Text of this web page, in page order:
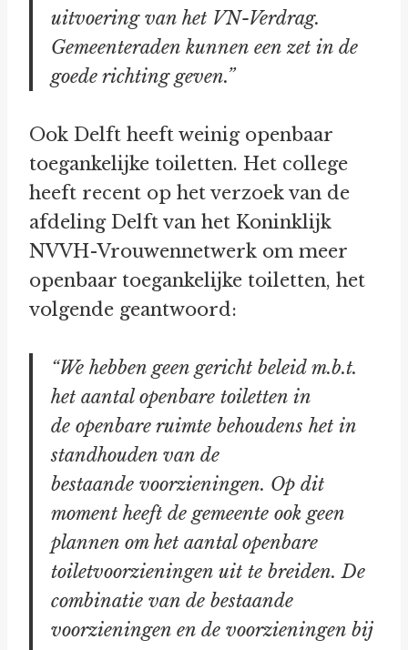
uitvoering van het VN-Verdrag.
Gemeenteraden kunnen een zet in de
goede richting geven.”
Ook Delft heeft weinig openbaar
toegankelijke toiletten. Het college
heeft recent op het verzoek van de
afdeling Delft van het Koninklijk
NVVH-Vrouwennetwerk om meer
openbaar toegankelijke toiletten, het
volgende geantwoord:
“We hebben geen gericht beleid m.b.t.
het aantal openbare toiletten in
de openbare ruimte behoudens het in
standhouden van de
bestaande voorzieningen. Op dit
moment heeft de gemeente ook geen
plannen om het aantal openbare
toiletvoorzieningen uit te breiden. De
combinatie van de bestaande
voorzieningen en de voorzieningen bij